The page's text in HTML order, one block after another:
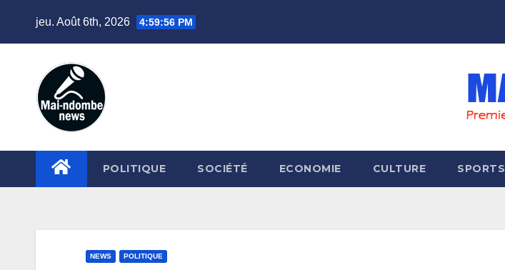
jeu. Août 6th, 2026 4:59:57 PM
POLITIQUE SOCIÉTÉ ECONOMIE CULTURE SPORTS
NEWS POLITIQUE